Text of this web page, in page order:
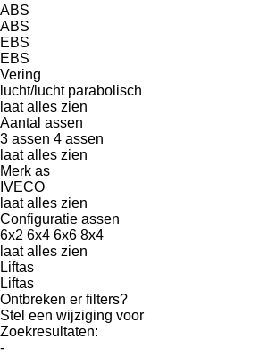
ABS
ABS
EBS
EBS
Vering
lucht/lucht parabolisch
laat alles zien
Aantal assen
3 assen 4 assen
laat alles zien
Merk as
IVECO
laat alles zien
Configuratie assen
6x2 6x4 6x6 8x4
laat alles zien
Liftas
Liftas
Ontbreken er filters?
Stel een wijziging voor
Zoekresultaten:
-